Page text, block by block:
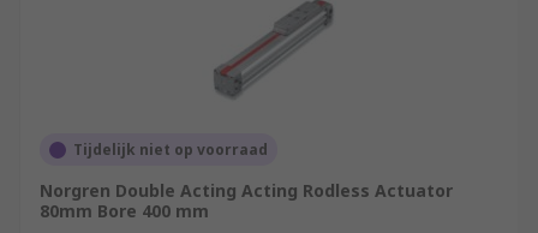
Tijdelijk niet op voorraad
Norgren Double Acting Acting Rodless Actuator
80mm Bore 400 mm